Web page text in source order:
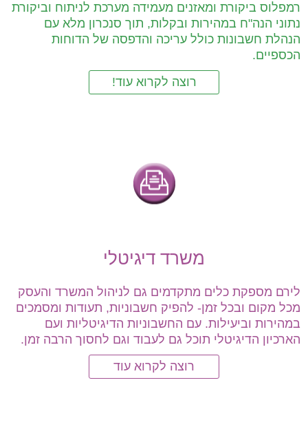
רמפלוס ביקורת ומאזנים מעמידה מערכת לניתוח וביקורת
נתוני הנה"ח במהירות ובקלות, תוך סנכרון מלא עם
הנהלת חשבונות כולל עריכה והדפסה של הדוחות
הכספיים.
רוצה לקרוא עוד!
משרד דיגיטלי
לירם מספקת כלים מתקדמים גם לניהול המשרד והעסק
מכל מקום ובכל זמן- להפיק חשבוניות, תעודות ומסמכים
במהירות וביעילות. עם החשבוניות הדיגיטליות ועם
הארכיון הדיגיטלי תוכל גם לעבוד וגם לחסוך הרבה זמן.
רוצה לקרוא עוד